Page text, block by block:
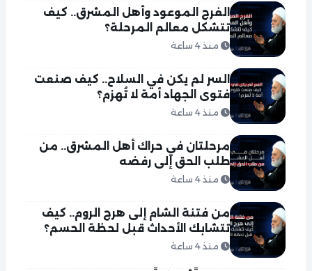
الفرج الموعود وأهل المشرق.. كيف
تتشكل معالم المرحلة؟
منذ 4 ساعة
السر لم يكن في السلاح.. كيف صنعت
فتوى الجهاد أمة لا تُهزم؟
منذ 4 ساعة
مرحلتان في حراك أهل المشرق.. من
طلب الحق إلى رفضه
منذ 4 ساعة
من فتنة الشام إلى هرج الروم.. كيف
تتشابك الأحداث قبل لحظة الحسم؟
منذ 4 ساعة